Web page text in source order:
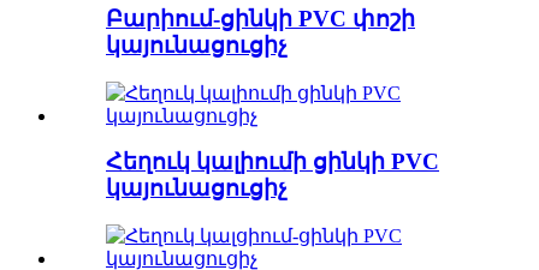
Բարիում-ցինկի PVC փոշի
կայունացուցիչ
Հեղուկ կալիումի ցինկի PVC
կայունացուցիչ